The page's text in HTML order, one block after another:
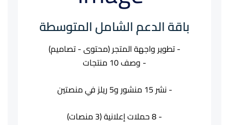
باقة الدعم الشامل المتوسطة
- تطوير واجهة المتجر (محتوى - تصاميم)
- وصف 10 منتجات
- نشر 15 منشور و5 ريلز في منصتين
- 8 حملات إعلانية (3 منصات)